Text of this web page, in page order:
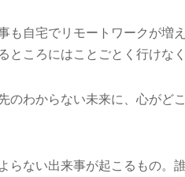
も自宅でリモートワークが増
ところにはことごとく行けな
のわからない未来に、心がど
らない出来事が起こるもの。